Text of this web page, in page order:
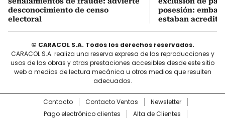
desconocimiento de censo
electoral
posesión:
estaban
© CARACOL S.A. Todos los derechos reservados.
CARACOL S.A. realiza una reserva expresa de las reproducciones y
usos de las obras y otras prestaciones accesibles desde este sitio
web a medios de lectura mecánica u otros medios que resulten
adecuados.
Contacto Contacto Ventas
Newsletter
Pago electrónico clientes
Alta de Clientes